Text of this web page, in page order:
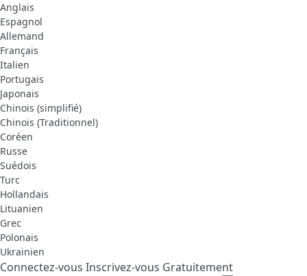
Anglais
Espagnol
Allemand
Français
Italien
Portugais
Japonais
Chinois (simplifié)
Chinois (Traditionnel)
Coréen
Russe
Suédois
Turc
Hollandais
Lituanien
Grec
Polonais
Ukrainien
Connectez-vous Inscrivez-vous Gratuitement